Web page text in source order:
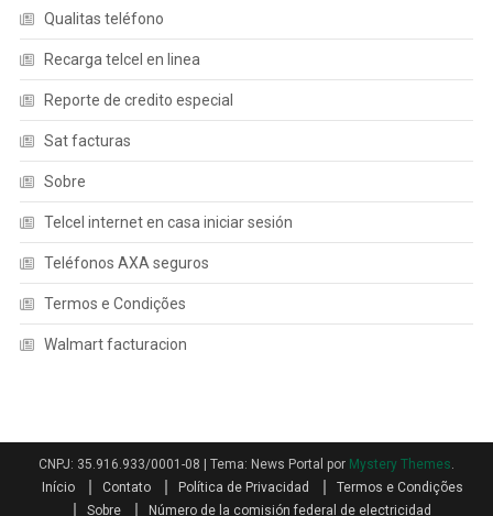
Qualitas teléfono
Recarga telcel en linea
Reporte de credito especial
Sat facturas
Sobre
Telcel internet en casa iniciar sesión
Teléfonos AXA seguros
Termos e Condições
Walmart facturacion
CNPJ: 35.916.933/0001-08 Tema: News Portal por Mystery Themes.
Início
Contato Política de Privacidad
Termos e Condições
Sobre
Número de la comisión federal de electricidad